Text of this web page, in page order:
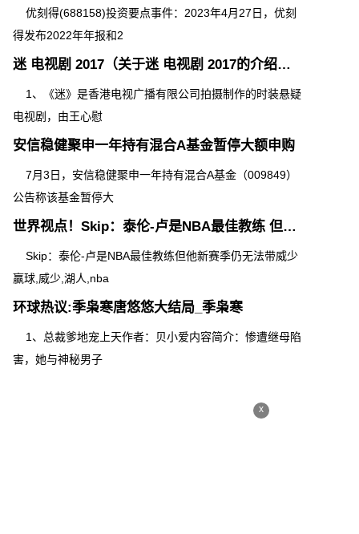
优刻得(688158)投资要点事件：2023年4月27日，优刻
得发布2022年年报和2
迷 电视剧 2017（关于迷 电视剧 2017的介绍） 动态
1、《迷》是香港电视广播有限公司拍摄制作的时装悬疑
电视剧，由王心慰
安信稳健聚申一年持有混合A基金暂停大额申购
7月3日，安信稳健聚申一年持有混合A基金（009849）
公告称该基金暂停大
世界视点！Skip：泰伦-卢是NBA最佳教练 但他新赛季仍无法带威少赢球
Skip：泰伦-卢是NBA最佳教练但他新赛季仍无法带威少
赢球,威少,湖人,nba
环球热议:季枭寒唐悠悠大结局_季枭寒
1、总裁爹地宠上天作者：贝小爱内容简介：惨遭继母陷
害，她与神秘男子
x